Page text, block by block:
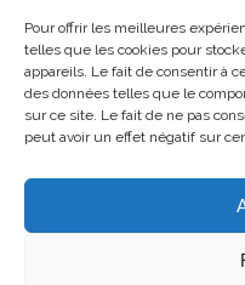
Pour offrir les meilleures
telles que les cookies pour
appareils. Le fait de consentir à
des données telles que le
sur ce site. Le fait de ne pas
peut avoir un effet négatif sur
nous à l'adresse courriel
plus, consultez notre
Tous droits réservés @2019
| Centre de prévention de la